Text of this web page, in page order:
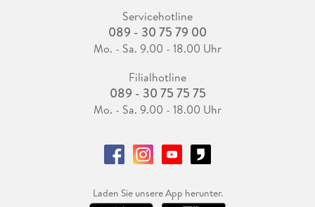
Servicehotline
089 - 30 75 79 00
Mo. - Sa. 9.00 - 18.00 Uhr
Filialhotline
089 - 30 75 75 75
Mo. - Sa. 9.00 - 18.00 Uhr
Laden Sie unsere App herunter.